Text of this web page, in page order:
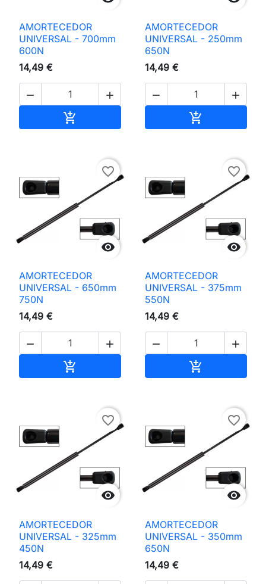
AMORTECEDOR
UNIVERSAL - 700mm
600N
14,49 €
 

AMORTECEDOR
UNIVERSAL - 250mm
650N
14,49 €
 


favorite_border
AMORTECEDOR
UNIVERSAL - 650mm
750N
14,49 €
 


favorite_border
AMORTECEDOR
UNIVERSAL - 375mm
550N
14,49 €
 


favorite_border
AMORTECEDOR
UNIVERSAL - 325mm
450N
14,49 €

favorite_border
AMORTECEDOR
UNIVERSAL - 350mm
650N
14,49 €